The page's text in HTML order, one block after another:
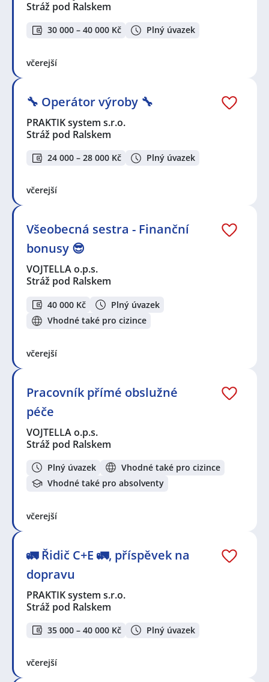
Stráž pod Ralskem
30 000 – 40 000 Kč Plný úvazek
včerejší
🔧 Operátor výroby 🔧
PRAKTIK system s.r.o.
Stráž pod Ralskem
24 000 – 28 000 Kč Plný úvazek
včerejší
Všeobecná sestra - Finanční
bonusy 😎
VOJTELLA o.p.s.
Stráž pod Ralskem
40 000 Kč
Plný úvazek
Vhodné také pro cizince
včerejší
Pracovník přímé obslužné
péče
VOJTELLA o.p.s.
Stráž pod Ralskem
Plný úvazek
Vhodné také pro cizince
Vhodné také pro absolventy
včerejší
🚛 Řidič C+E 🚛, příspěvek na
dopravu
PRAKTIK system s.r.o.
Stráž pod Ralskem
35 000 – 40 000 Kč Plný úvazek
včerejší